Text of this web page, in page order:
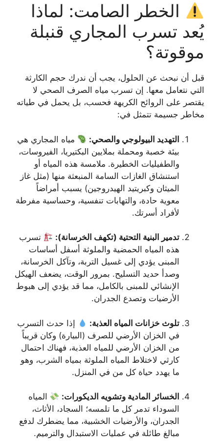
الخطر الصامت: لماذا
يُعد تسرب المجاري قنبلة
موقوتة؟
قبل أن نبحث عن الحلول، يجب أن ندرك حجم الكارثة
التي نتعامل معها. إن تسرب مياه الصرف الصحي لا
يقتصر على الروائح الكريهة فحسب، بل يحمل في طياته
مخاطر جسيمة تتمثل في:
التهديد البيولوجي والصحي:
مياه المجاري هي
بيئة خصبة ومحملة بملايين البكتيريا، الفيروسات،
والطفيليات الخطيرة. ملامسة هذه المياه أو
استنشاق الغازات السامة المنبعثة منها (مثل غاز
الميثان وكبريتيد الهيدروجين) يسبب أمراضاً
معوية حادة، والتهابات تنفسية، وحساسية مفرطة
لأفراد أسرتك.
تدمير البنية التحتية (تكهف الخرسانة):
تسرب
هذه المياه الحمضية والملوثة أسفل أساسات
المبنى يؤدي إلى غسيل التربة، وتآكل الخرسانة،
وصدأ حديد التسليح. بمرور الوقت، يضعف الهيكل
الإنشائي للمبنى بالكامل، مما قد يؤدي إلى هبوط
الأرضيات وتصدع الجدران.
تلوث خزانات المياه العذبة:
إذا حدث التسرب
في الخزان الأرضي للصرف (البيارة) وكان قريباً
من الخزان الأرضي للمياه العذبة، فهناك احتمال
كارثي لاختلاط المياه الملوثة بمياه الشرب، وهو
ما يهدد حياة كل من في المنزل.
الخسائر المادية وتشويه الديكورات:
المياه
السوداء تدمر كل ما تلمسه؛ السجاد، الأثاث،
الجدران، والأرضيات الخشبية، مما يضطرك لدفع
مبالغ طائلة في عمليات الاستبدال والترميم.